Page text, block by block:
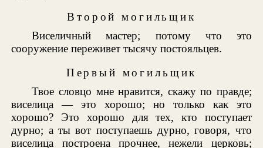
Второй могильщик
Виселичный мастер; потому что это
сооружение переживет тысячу постояльцев.
Первый могильщик
Твое словцо мне нравится, скажу по правде;
виселица — это хорошо; но только как это
хорошо? Это хорошо для тех, кто поступает
дурно; а ты вот поступаешь дурно, говоря, что
виселица построена прочнее, нежели церковь;